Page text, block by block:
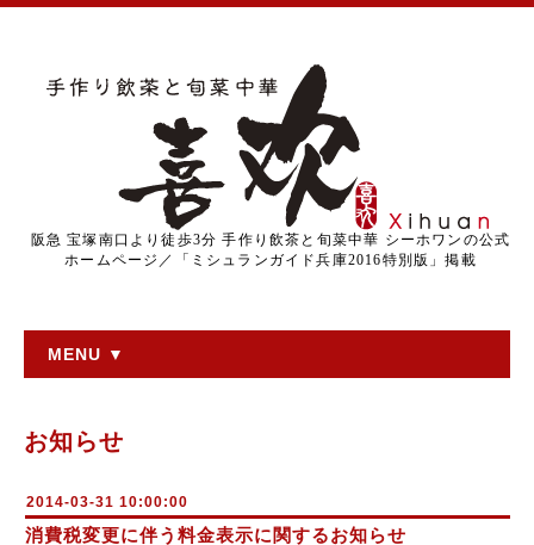
阪急 宝塚南口より徒歩3分 手作り飲茶と旬菜中華 シーホワンの公式
ホームページ／「ミシュランガイド兵庫2016特別版」掲載
MENU ▼
お知らせ
2014-03-31 10:00:00
消費税変更に伴う料金表示に関するお知らせ